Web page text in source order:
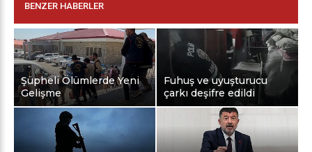
BENZER HABERLER
Şüpheli Ölümlerde Yeni
Gelişme
Fuhuş ve uyuşturucu
çarkı deşifre edildi